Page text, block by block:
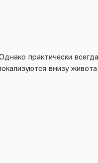
практически
внизу